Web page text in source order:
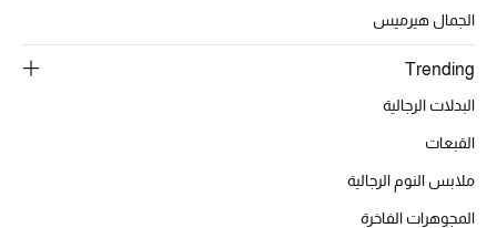
حقائب وأحذية متطابقة
هدايا للنساء
جميع الملابس النسائية
الجمال هيرميس
Trending
البدلات الرجالية
القبعات
ملابس النوم الرجالية
المجوهرات الفاخرة